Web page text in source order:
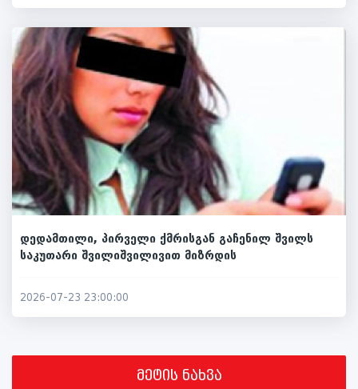
დედამთილი, პირველი ქმრისგან გაჩენილ შვილს
საკუთარი შვილიშვილივით მიზრდის
2026-07-23 23:00:00
მეტის ნახვა